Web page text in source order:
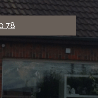
78